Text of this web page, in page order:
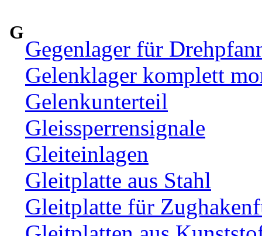
G
Gegenlager für
Gelenklager komplett
Gelenkunterteil
Gleissperrensignale
Gleiteinlagen
Gleitplatte aus Stahl
Gleitplatte für